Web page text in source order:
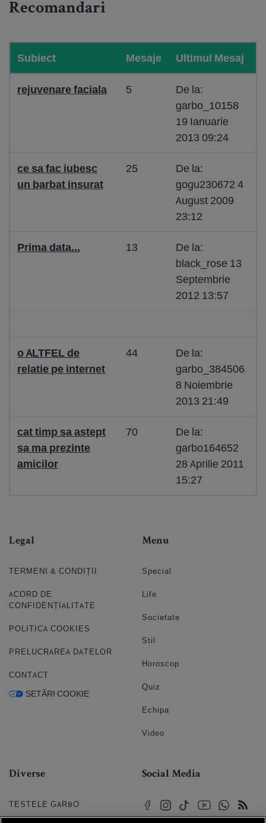
Recomandari
Subiect Mesaje Ultimul Mesaj
rejuvenare faciala 5
De la:
garbo_10158
19 Ianuarie
2013 09:24
ce sa fac iubesc
un barbat insurat
25
De la:
gogu230672 4
August 2009
23:12
Prima data... 13
De la:
black_rose 13
Septembrie
2012 13:57
o ALTFEL de
relatie pe internet
44
De la:
garbo_384506
8 Noiembrie
2013 21:49
cat timp sa astept
sa ma prezinte
amicilor
70
De la:
garbo164652
28 Aprilie 2011
15:27
Legal
TERMENI & CONDIȚII
ACORD DE
CONFIDENȚIALITATE
POLITICA COOKIES
PRELUCRAREA DATELOR
CONTACT
SETĂRI COOKIE
Menu
Special
Life
Societate
Stil
Horoscop
Quiz
Echipa
Video
Diverse
TESTELE GARBO
Social Media